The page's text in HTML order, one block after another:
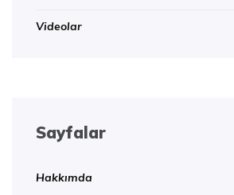
Videolar
Sayfalar
Hakkımda